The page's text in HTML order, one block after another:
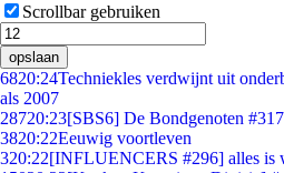
Scrollbar gebruiken
opslaan
6820:24Techniekles verdwijnt uit
als 2007
28720:23[SBS6] De Bondgenoten
3820:22Eeuwig voortleven
320:22[INFLUENCERS #296] alles is